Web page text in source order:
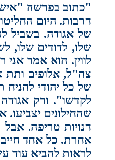
"כתוב בפרשה "איש
חרבות. היום
של אגודה. בשביל
שלו, לדודים שלו,
לווין. הוא אמר
צה"ל, אלופים ותת
של כל יהודי
לקדשו". ורק
שהחילונים
חנויות טריפה.
אחרת. כל אחד
לראות להביא עוד